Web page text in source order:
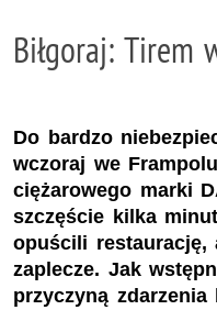
Biłgoraj: Tirem
Do bardzo
wczoraj we
ciężarowego marki
szczęście kilka
opuścili restaurację,
zaplecze. Jak
przyczyną zdarzenia